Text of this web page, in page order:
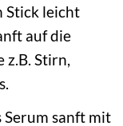
Stick leicht
auf die
z.B. Stirn,
Serum sanft mit